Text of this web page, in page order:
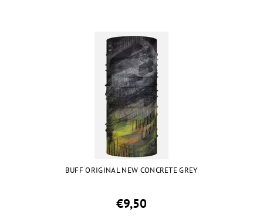
BUFF ORIGINAL NEW CONCRETE GREY
€9,50